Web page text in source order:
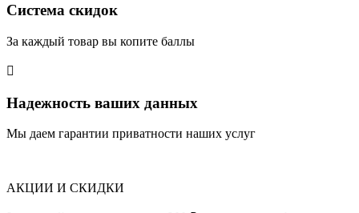
Система скидок
За каждый товар вы копите баллы

Надежность ваших данных
Мы даем гарантии приватности наших услуг
АКЦИИ И СКИДКИ